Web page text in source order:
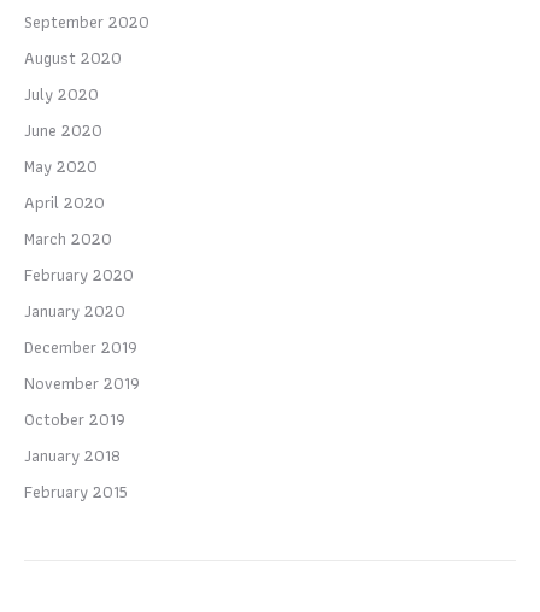
September 2020
August 2020
July 2020
June 2020
May 2020
April 2020
March 2020
February 2020
January 2020
December 2019
November 2019
October 2019
January 2018
February 2015